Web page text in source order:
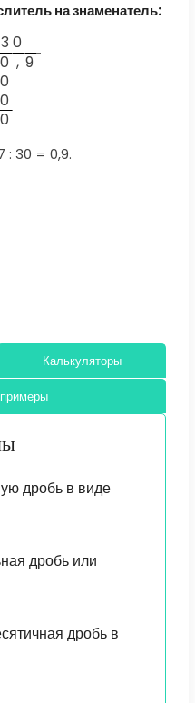
на знаменатель:
3 0
0 , 9
0
0
0
: 30 = 0,9.
Калькуляторы
дробь в виде
дробь или
дробь в